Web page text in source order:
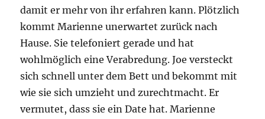
damit er mehr von ihr erfahren kann. Plötzlich
kommt Marienne unerwartet zurück nach
Hause. Sie telefoniert gerade und hat
wohlmöglich eine Verabredung. Joe versteckt
sich schnell unter dem Bett und bekommt mit
wie sie sich umzieht und zurechtmacht. Er
vermutet, dass sie ein Date hat. Marienne